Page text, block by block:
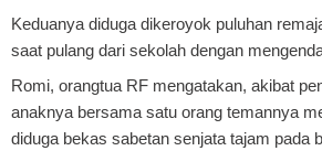
Keduanya diduga dikeroyok puluhan
saat pulang dari sekolah dengan
Romi, orangtua RF mengatakan, akibat
anaknya bersama satu orang temannya
diduga bekas sabetan senjata tajam pada